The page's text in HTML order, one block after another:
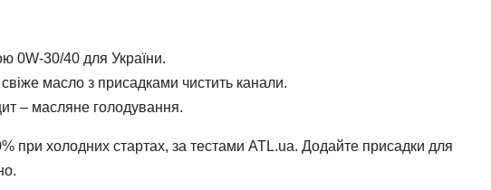
0W-30/40 для України.
масло з присадками чистить канали.
– масляне голодування.
при холодних стартах, за тестами ATL.ua. Додайте присадки для